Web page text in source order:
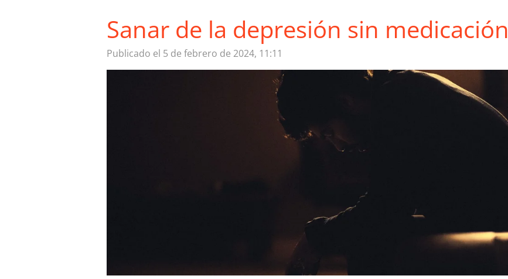
Sanar de la depresión sin medicación
Publicado el 5 de febrero de 2024, 11:11